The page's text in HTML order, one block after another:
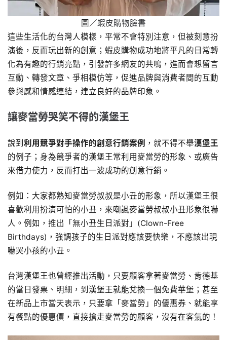
圖／蝦皮購物臉書
這些生活化的台灣人模樣，平常不會特別注意，但被刻意扮
演後，反而玩出新的創意；蝦皮購物成功地將平凡的日常轉
化為有趣的行銷亮點，引發許多網友的共鳴，進而會想留言
互動、轉發文章、爭相模仿等，促進品牌與消費者間的互動
參與感和情感連結，建立良好的品牌印象。
讓麥當勞哭笑不得的漢堡王
說到 利用競爭對手操作的創意行銷案例 ，就不得不舉漢堡王
的例子；身為競爭者的漢堡王常利用麥當勞的形象、或廣告
來借力使力，反而打出一波成功的創意行銷。
例如：大家都熟知麥當勞叔叔是小丑的形象，所以漢堡王很
喜歡利用扮演可怕的小丑，來嘲諷麥當勞叔叔小丑形象很嚇
人。例如，推出「無小丑生日派對」(Clown-Free
Birthdays)，強調孩子的生日派對應該要快樂，不應該出現
嚇哭小孩的小丑。
台灣漢堡王也曾經推出活動，只要顧客拿著麥當勞、肯德基
的當日發票、明細，到漢堡王就能兌換一個免費華堡；甚至
在新品上市當天表示，只要拿「麥當勞」的優惠券、就能享
有餐點的優惠價，直接搶走麥當勞的顧客，沒有在客氣的！